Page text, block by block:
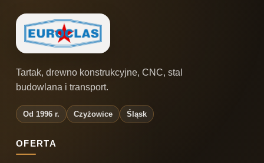
Tartak, drewno konstrukcyjne, CNC, stal
budowlana i transport.
Od 1996 r. Czyżowice Śląsk
OFERTA